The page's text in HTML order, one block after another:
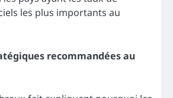
les plus importants au
recommandées au